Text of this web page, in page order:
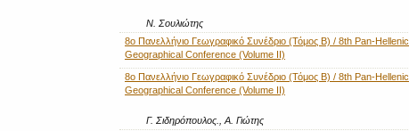
Ν. Σουλιώτης
8ο Πανελλήνιο Γεωγραφικό Συνέδριο (Τόμος Β) / 8th Pan-Hellenic
Geographical Conference (Volume II)
8ο Πανελλήνιο Γεωγραφικό Συνέδριο (Τόμος Β) / 8th Pan-Hellenic
Geographical Conference (Volume II)
Γ. Σιδηρόπουλος., Α. Γιώτης